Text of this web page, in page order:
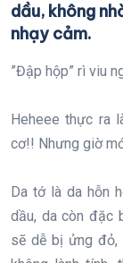
dầu, không
nhạy cảm.
”Đập hộp” rì viu
Heheee thực ra
cơ!! Nhưng giờ
Da tớ là da hỗn
dầu, da còn đặc
sẽ dễ bị ửng đỏ,